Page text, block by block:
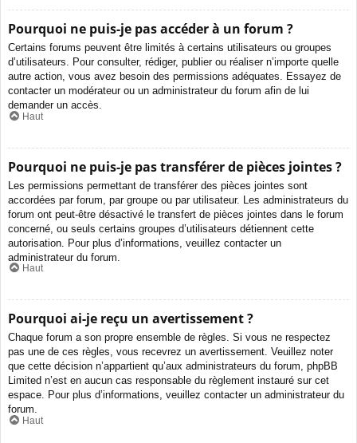
Pourquoi ne puis-je pas accéder à un forum ?
Certains forums peuvent être limités à certains utilisateurs ou groupes
d’utilisateurs. Pour consulter, rédiger, publier ou réaliser n’importe quelle
autre action, vous avez besoin des permissions adéquates. Essayez de
contacter un modérateur ou un administrateur du forum afin de lui
demander un accès.
Haut
Pourquoi ne puis-je pas transférer de pièces jointes ?
Les permissions permettant de transférer des pièces jointes sont
accordées par forum, par groupe ou par utilisateur. Les administrateurs du
forum ont peut-être désactivé le transfert de pièces jointes dans le forum
concerné, ou seuls certains groupes d’utilisateurs détiennent cette
autorisation. Pour plus d’informations, veuillez contacter un
administrateur du forum.
Haut
Pourquoi ai-je reçu un avertissement ?
Chaque forum a son propre ensemble de règles. Si vous ne respectez
pas une de ces règles, vous recevrez un avertissement. Veuillez noter
que cette décision n’appartient qu’aux administrateurs du forum, phpBB
Limited n’est en aucun cas responsable du règlement instauré sur cet
espace. Pour plus d’informations, veuillez contacter un administrateur du
forum.
Haut